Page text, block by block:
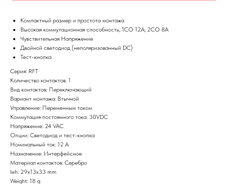
Компактный размер и простота монтажа
Высокая коммутационная способность, 1СО 12А; 2СО 8А
Чувствительная Напряжение
Двойной светодиод (неполяризованный DC)
Тест-кнопка
Серия: RFT
Количество контактов: 1
Вид контактов: Переключающий
Вариант монтажа: Втычной
Управление: Переменным током
Коммутация постоянного тока: 30VDC
Напряжение: 24 VAC
Опции: Светодиод и тест-кнопка
Номинальный ток: 12 А
Назначение: Интерфейсное
Материал контактов: Серебро
lwh: 29x13x33 mm
Weight: 18 g